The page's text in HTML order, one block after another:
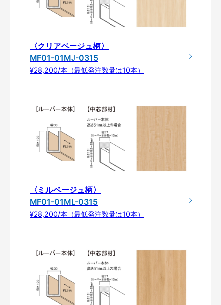
〈クリアベージュ柄〉
MF01-01MJ-0315
¥28,200/本（最低発注数量は10本）
〈ミルベージュ柄〉
MF01-01ML-0315
¥28,200/本（最低発注数量は10本）